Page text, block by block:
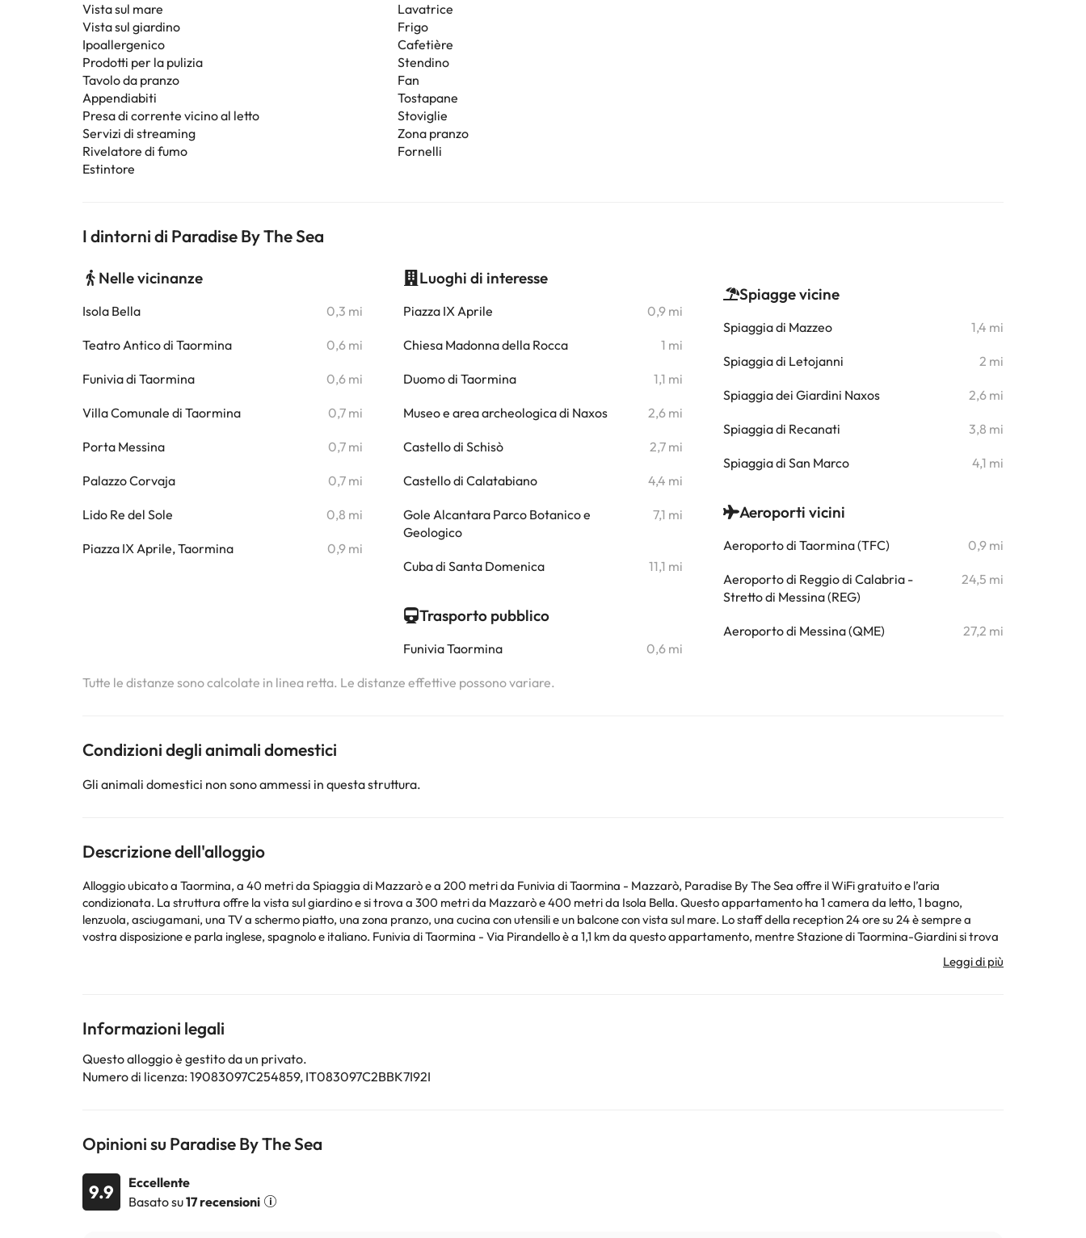
Vista sul mare
Vista sul giardino
Ipoallergenico
Prodotti per la pulizia
Tavolo da pranzo
Appendiabiti
Presa di corrente vicino al letto
Servizi di streaming
Rivelatore di fumo
Estintore
Lavatrice
Frigo
Cafetière
Stendino
Fan
Tostapane
Stoviglie
Zona pranzo
Fornelli
I dintorni di Paradise By The Sea
Nelle vicinanze
Isola Bella 0,3 mi
Teatro Antico di Taormina 0,6 mi
Funivia di Taormina 0,6 mi
Villa Comunale di Taormina 0,7 mi
Porta Messina 0,7 mi
Palazzo Corvaja 0,7 mi
Lido Re del Sole 0,8 mi
Piazza IX Aprile, Taormina 0,9 mi
Luoghi di interesse
Piazza IX Aprile 0,9 mi
Chiesa Madonna della Rocca 1 mi
Duomo di Taormina 1,1 mi
Museo e area archeologica di Naxos 2,6 mi
Castello di Schisò 2,7 mi
Castello di Calatabiano 4,4 mi
Gole Alcantara Parco Botanico e
Geologico
7,1 mi
Cuba di Santa Domenica 11,1 mi
Trasporto pubblico
Funivia Taormina 0,6 mi
Spiagge vicine
Spiaggia di Mazzeo 1,4 mi
Spiaggia di Letojanni 2 mi
Spiaggia dei Giardini Naxos 2,6 mi
Spiaggia di Recanati 3,8 mi
Spiaggia di San Marco 4,1 mi
Aeroporti vicini
Aeroporto di Taormina (TFC) 0,9 mi
Aeroporto di Reggio di Calabria -
Stretto di Messina (REG)
24,5 mi
Aeroporto di Messina (QME) 27,2 mi
Tutte le distanze sono calcolate in linea retta. Le distanze effettive possono variare.
Condizioni degli animali domestici
Gli animali domestici non sono ammessi in questa struttura.
Descrizione dell'alloggio
Alloggio ubicato a Taormina, a 40 metri da Spiaggia di Mazzarò e a 200 metri da Funivia di Taormina - Mazzarò, Paradise By The Sea offre il WiFi gratuito e l’aria
condizionata. La struttura offre la vista sul giardino e si trova a 300 metri da Mazzarò e 400 metri da Isola Bella. Questo appartamento ha 1 camera da letto, 1 bagno,
lenzuola, asciugamani, una TV a schermo piatto, una zona pranzo, una cucina con utensili e un balcone con vista sul mare. Lo staff della reception 24 ore su 24 è sempre a
vostra disposizione e parla inglese, spagnolo e italiano. Funivia di Taormina - Via Pirandello è a 1,1 km da questo appartamento, mentre Stazione di Taormina-Giardini si trova
sono soggette a modifiche da parte della struttura. Se hai dubbi, contattaci.
Informazioni legali
Questo alloggio è gestito da un privato.
Numero di licenza: 19083097C254859, IT083097C2BBK7I92I
Opinioni su Paradise By The Sea
9.9
Eccellente
Basato su17 recensioni